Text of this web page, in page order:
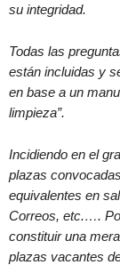
su integridad.
Todas las
están incluidas y
en base a un
limpieza”.
Incidiendo en el
plazas
equivalentes en
Correos, etc.….
constituir una
plazas vacantes